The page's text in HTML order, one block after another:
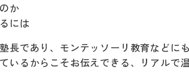
か
には
長であり、モンテッソーリ教育などに
いるからこそお伝えできる、リアルで